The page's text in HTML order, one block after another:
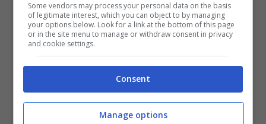
calano in maniera costante. Occorre
un’azione mirata e concertata per garantire il
flusso sufficiente a tenere in vita un pezzo
fondamentale dell’economia pontina e
dell’intera regione Lazio”, conclude Valiani,
invitando tutti a lavorare insieme per
Some vendors may process your personal data on the basis
of legitimate interest, which you can object to by managing
your options below. Look for a link at the bottom of this page
or in the site menu to manage or withdraw consent in privacy
and cookie settings.
Consent
Manage options